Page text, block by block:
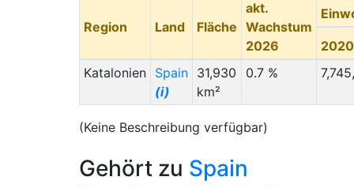
Region Land Fläche
akt.
Wachstum
2026
2020
Katalonien
Spain
(i)
31,930
km²
0.7 %
(Keine Beschreibung verfügbar)
Gehört zu Spain